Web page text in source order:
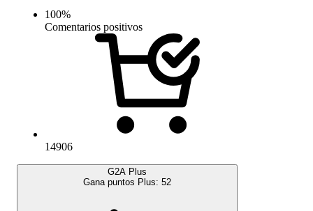
100%
Comentarios positivos
14906
G2A Plus
Gana puntos Plus: 52